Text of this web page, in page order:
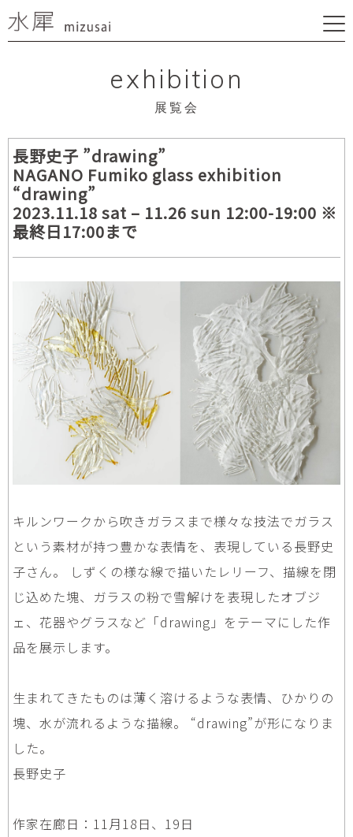
exhibition
展覧会
長野史子 ”drawing”
NAGANO Fumiko glass exhibition
“drawing”
2023.11.18 sat – 11.26 sun 12:00-19:00 ※
最終日17:00まで
キルンワークから吹きガラスまで様々な技法でガラス
という素材が持つ豊かな表情を、表現している長野史
子さん。 しずくの様な線で描いたレリーフ、描線を閉
じ込めた塊、ガラスの粉で雪解けを表現したオブジ
ェ、花器やグラスなど「drawing」をテーマにした作
品を展示します。
生まれてきたものは薄く溶けるような表情、ひかりの
塊、水が流れるような描線。 “drawing”が形になりま
した。
長野史子
作家在廊日：11月18日、19日